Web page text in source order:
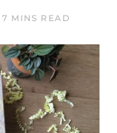
7 MINS READ